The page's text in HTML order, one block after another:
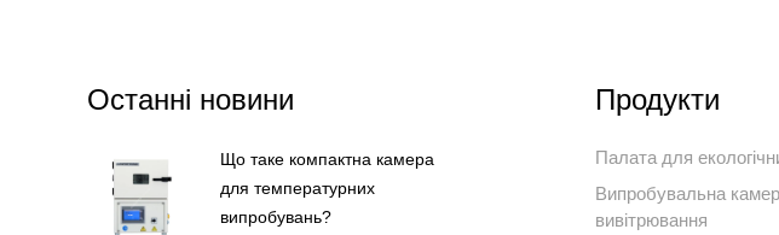
Останні новини
Що таке компактна камера
для температурних
випробувань?
Продукти
Палата для
Випробувальна
вивітрювання